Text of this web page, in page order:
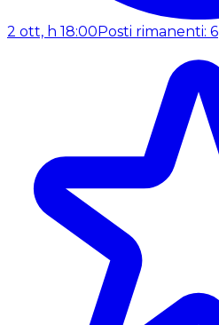
2 ott, h 18:00 Posti rimanenti: 6